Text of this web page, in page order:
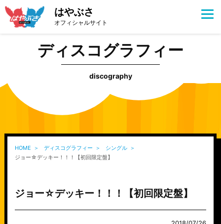
はやぶさ
オフィシャルサイト
ディスコグラフィー
discography
HOME ディスコグラフィー
シングル
ジョー☆デッキー！！！【初回限定盤】
ジョー☆デッキー！！！【初回限定盤】